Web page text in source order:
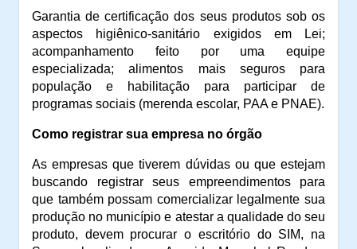
Garantia de certificação dos seus produtos sob os
aspectos higiênico-sanitário exigidos em Lei;
acompanhamento feito por uma equipe
especializada; alimentos mais seguros para
população e habilitação para participar de
programas sociais (merenda escolar, PAA e PNAE).
Como registrar sua empresa no órgão
As empresas que tiverem dúvidas ou que estejam
buscando registrar seus empreendimentos para
que também possam comercializar legalmente sua
produção no município e atestar a qualidade do seu
produto, devem procurar o escritório do SIM, na